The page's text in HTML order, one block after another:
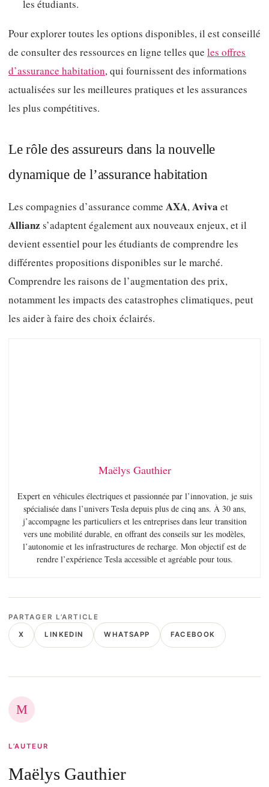
les étudiants.
Pour explorer toutes les options disponibles, il est conseillé
de consulter des ressources en ligne telles que les offres
d’assurance habitation, qui fournissent des informations
actualisées sur les meilleures pratiques et les assurances
les plus compétitives.
Le rôle des assureurs dans la nouvelle
dynamique de l’assurance habitation
Les compagnies d’assurance comme AXA,Aviva et
Allianz s’adaptent également aux nouveaux enjeux, et il
devient essentiel pour les étudiants de comprendre les
différentes propositions disponibles sur le marché.
Comprendre les raisons de l’augmentation des prix,
notamment les impacts des catastrophes climatiques, peut
les aider à faire des choix éclairés.
Maëlys Gauthier
Expert en véhicules électriques et passionnée par l’innovation, je suis
spécialisée dans l’univers Tesla depuis plus de cinq ans. À 30 ans,
j’accompagne les particuliers et les entreprises dans leur transition
vers une mobilité durable, en offrant des conseils sur les modèles,
l’autonomie et les infrastructures de recharge. Mon objectif est de
rendre l’expérience Tesla accessible et agréable pour tous.
PARTAGER L’ARTICLE
X LINKEDIN WHATSAPP FACEBOOK
M
L’AUTEUR
Maëlys Gauthier